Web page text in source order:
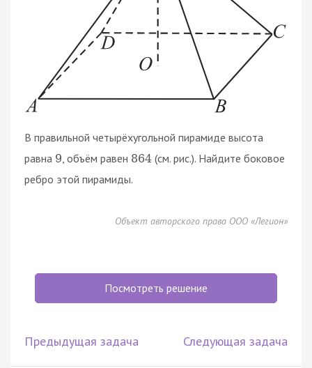
В правильной четырёхугольной пирамиде высота
равна 9 , объём равен 864 (cм. рис.). Найдите боковое
ребро этой пирамиды.
Объект авторского права ООО «Легион»
Посмотреть решение
Предыдущая задача Следующая задача